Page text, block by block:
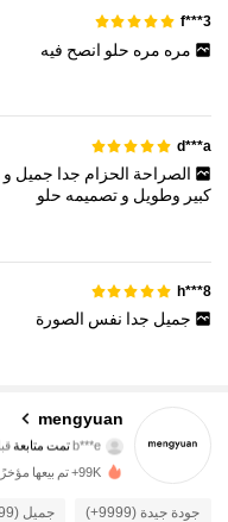
f***3
مره مره حلو انصح فيه
d***a
الصراحة الحزام جدا جميل و
كبير وطويل وتصميمه حلو
h***8
جميل جدا نفس الصورة
mengyuan
b***e
m***aتتصفح
4.92
99K+ تم بيعها مؤخرًا
جودة جيدة (9999+) جميل (9999+)